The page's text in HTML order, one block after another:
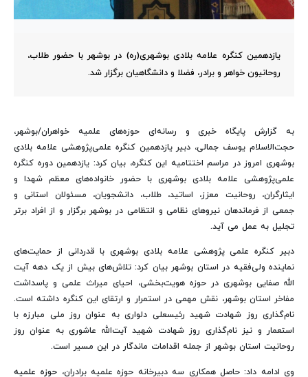
یازدهمین کنگره علامه بلادی بوشهری(ره) در بوشهر با حضور طلاب،
روحانیون خواهر و برادر، فضلا و دانشگاهیان برگزار شد.
به گزارش پایگاه خبری و رسانه‌ای حوزه‌های علمیه خواهران/بوشهر،
حجت‌الاسلام یوسف جمالی، دبیر یازدهمین کنگره علمی‌پژوهشی علامه بلادی
بوشهری امروز در مراسم اختتامیه این کنگره، بیان کرد: یازدهمین دوره کنگره
علمی‌پژوهشی علامه بلادی بوشهری با حضور خانواده‌های معظم شهدا و
ایثارگران، روحانیت معزز، اساتید، طلاب، دانشجویان، مسئولان استانی و
جمعی از فرماندهان نیروهای نظامی و انتظامی در بوشهر برگزار و از افراد برتر
تجلیل به عمل می آید.
دبیر کنگره علمی پژوهشی علامه بلادی بوشهری با قدردانی از حمایت‌های
نماینده ولی‌فقیه در استان بوشهر بیان کرد: تلاش‌های بیش از یک دهه آیت
الله صفایی بوشهری در حوزه هویت‌بخشی، احیای میراث علمی و پاسداشت
مفاخر استان بوشهر، نقش مهمی در استمرار و ارتقای این کنگره داشته است.
نام‌گذاری روز شهادت شهید رئیسعلی دلواری به عنوان روز ملی مبارزه با
استعمار و نیز نام‌گذاری روز شهادت شهید آیت‌الله عاشوری به عنوان روز
روحانیت استان بوشهر از جمله اقدامات ماندگار در این مسیر است.
وی ادامه داد: حاصل همکاری سه دبیرخانه حوزه علمیه برادران، حوزه علمیه